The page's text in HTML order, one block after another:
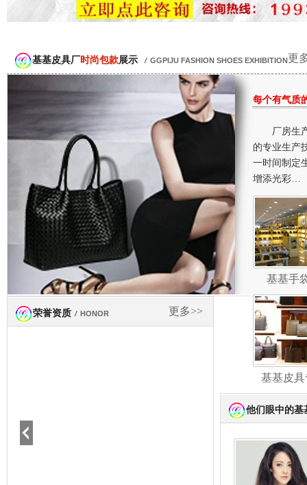
更
基基皮具厂时尚包款展示 / GGPIJU FASHION SHOES EXHIBITION
每个有气质
厂房生
的专业生产
一时间制定
增添光彩…
基基手
基基皮
更多>>
荣誉资质 / HONOR
他们眼中的基